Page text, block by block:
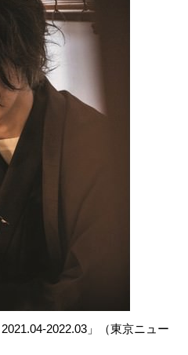
2022.03」（東京ニュー